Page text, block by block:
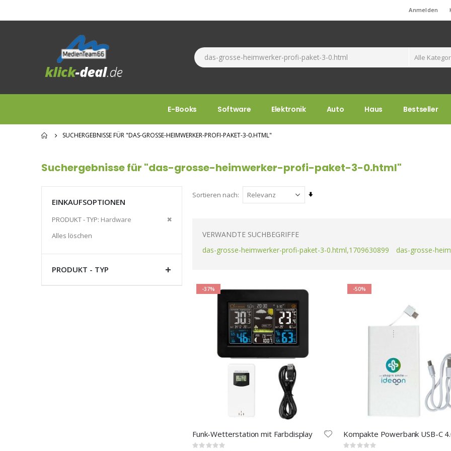
Anmelden
E-Books Software Elektronik Auto Haus Bestseller
SUCHERGEBNISSE FÜR "DAS-GROSSE-HEIMWERKER-PROFI-PAKET-3-0.HTML"
Suchergebnisse für "das-grosse-heimwerker-profi-paket-3-0.html"
Sortieren nach
Aufsteigend
VERWANDTE SUCHBEGRIFFE
das-grosse-heimwerker-profi-paket-3-0.html,1709630899
das-grosse-
-37%
Funk-Wetterstation mit Farbdisplay
Rating:
-50%
Rating:
EINKAUFSOPTIONEN
PRODUKT - TYP Hardware
Diesen
Alles löschen
PRODUKT - TYP